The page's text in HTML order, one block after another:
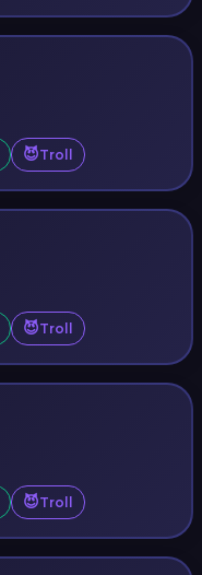
😈Troll
😈Troll
😈Troll